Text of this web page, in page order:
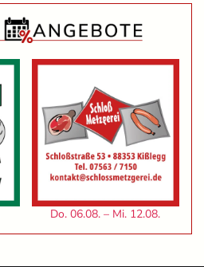
Do. 06.08. – Mi. 12.08.